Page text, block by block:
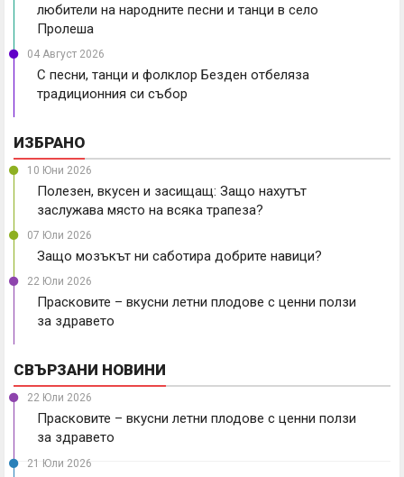
любители на народните песни и танци в село
Пролеша
04 Август 2026
С песни, танци и фолклор Безден отбеляза
традиционния си събор
ИЗБРАНО
10 Юни 2026
Полезен, вкусен и засищащ: Защо нахутът
заслужава място на всяка трапеза?
07 Юли 2026
Защо мозъкът ни саботира добрите навици?
22 Юли 2026
Прасковите – вкусни летни плодове с ценни ползи
за здравето
СВЪРЗАНИ НОВИНИ
22 Юли 2026
Прасковите – вкусни летни плодове с ценни ползи
за здравето
21 Юли 2026